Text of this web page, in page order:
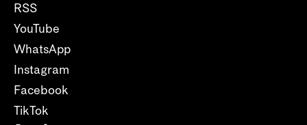
RSS
YouTube
WhatsApp
Instagram
Facebook
TikTok